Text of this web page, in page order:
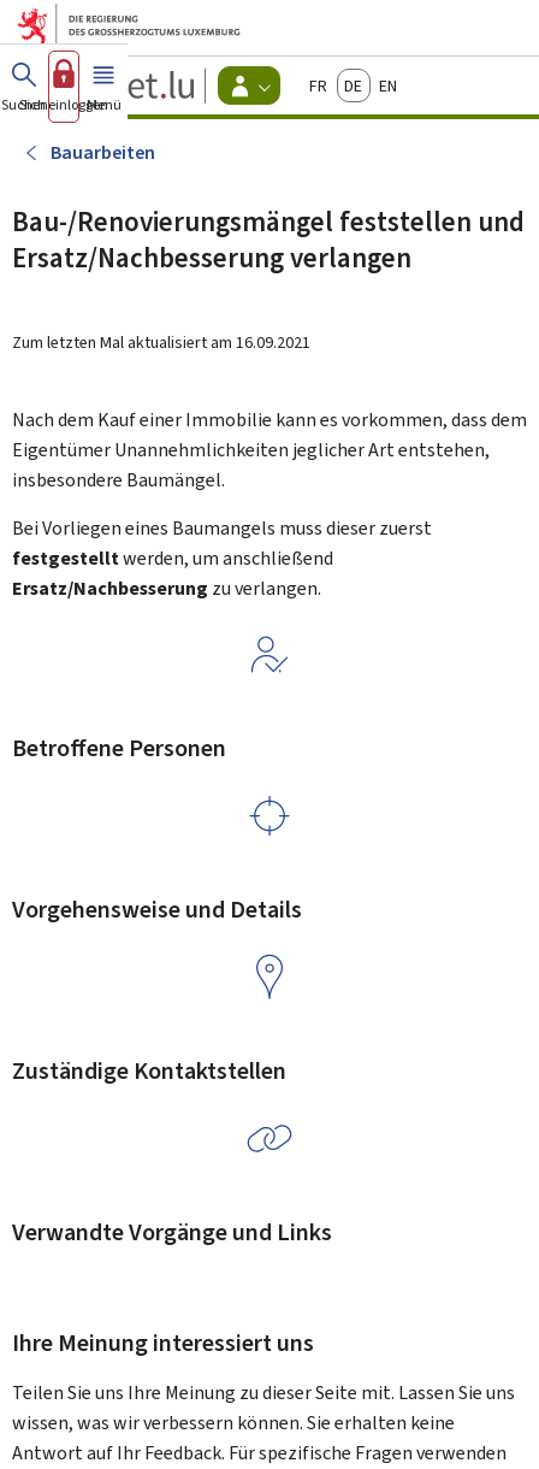
Zum Hauptmenü
Zum Inhalt
Guichet.lu
Changer
d'espace
actif
FrançaisDeutschEnglish
Suchen
Sich einloggen
Menü Haupt-
Bauarbeiten
Bau-/Renovierungsmängel feststellen und
Ersatz/Nachbesserung verlangen
Zum letzten Mal aktualisiert am 16.09.2021
Nach dem Kauf einer Immobilie kann es vorkommen, dass dem
Eigentümer Unannehmlichkeiten jeglicher Art entstehen,
insbesondere Baumängel.
Bei Vorliegen eines Baumangels muss dieser zuerst
festgestelltwerden, um anschließend
Ersatz/Nachbesserung zu verlangen.
Betroffene Personen
Vorgehensweise und Details
Zuständige Kontaktstellen
Verwandte Vorgänge und Links
Ihre Meinung interessiert uns
Teilen Sie uns Ihre Meinung zu dieser Seite mit. Lassen Sie uns
wissen, was wir verbessern können. Sie erhalten keine
Antwort auf Ihr Feedback. Für spezifische Fragen verwenden